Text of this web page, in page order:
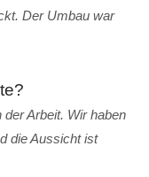
Der Umbau war
Arbeit. Wir haben
die Aussicht ist